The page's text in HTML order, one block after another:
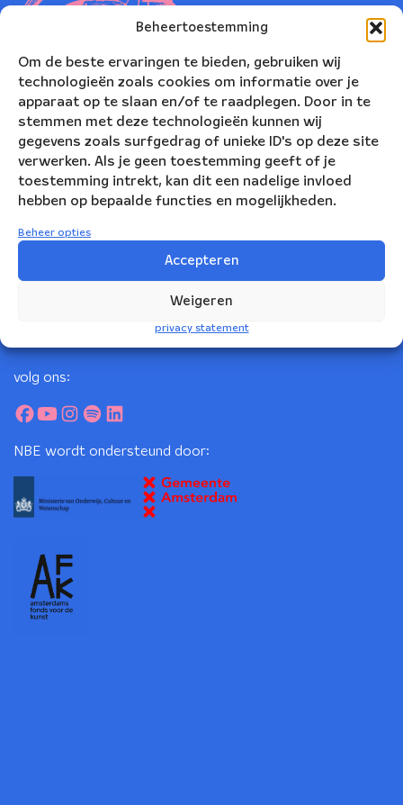
Beheertoestemming
Om de beste ervaringen te bieden, gebruiken wij
technologieën zoals cookies om informatie over je
apparaat op te slaan en/of te raadplegen. Door in te
stemmen met deze technologieën kunnen wij
gegevens zoals surfgedrag of unieke ID's op deze site
verwerken. Als je geen toestemming geeft of je
toestemming intrekt, kan dit een nadelige invloed
hebben op bepaalde functies en mogelijkheden.
Beheer opties
Accepteren
Weigeren
privacy statement
Nederlands Blazers Ensemble
Korte Leidsedwarsstraat 12
volg ons:
NBE wordt ondersteund door: